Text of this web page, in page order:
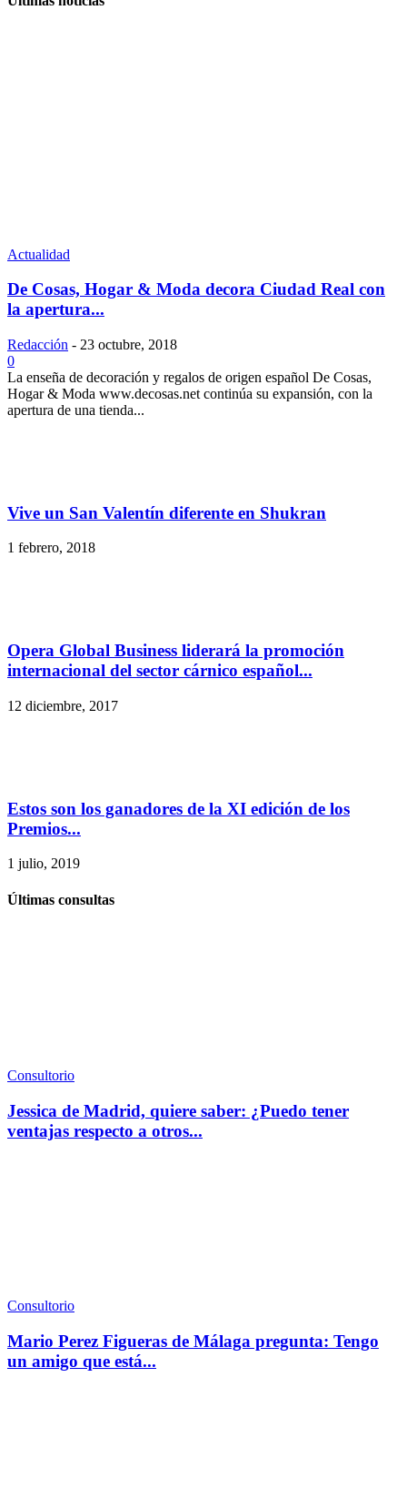
Actualidad
De Cosas, Hogar & Moda decora Ciudad Real con
la apertura...
Redacción - 23 octubre, 2018
0
La enseña de decoración y regalos de origen español De Cosas,
Hogar & Moda www.decosas.net continúa su expansión, con la
apertura de una tienda...
Vive un San Valentín diferente en Shukran
1 febrero, 2018
Opera Global Business liderará la promoción
internacional del sector cárnico español...
12 diciembre, 2017
Estos son los ganadores de la XI edición de los
Premios...
1 julio, 2019
Últimas consultas
Consultorio
Jessica de Madrid, quiere saber: ¿Puedo tener
ventajas respecto a otros...
Consultorio
Mario Perez Figueras de Málaga pregunta: Tengo
un amigo que está...